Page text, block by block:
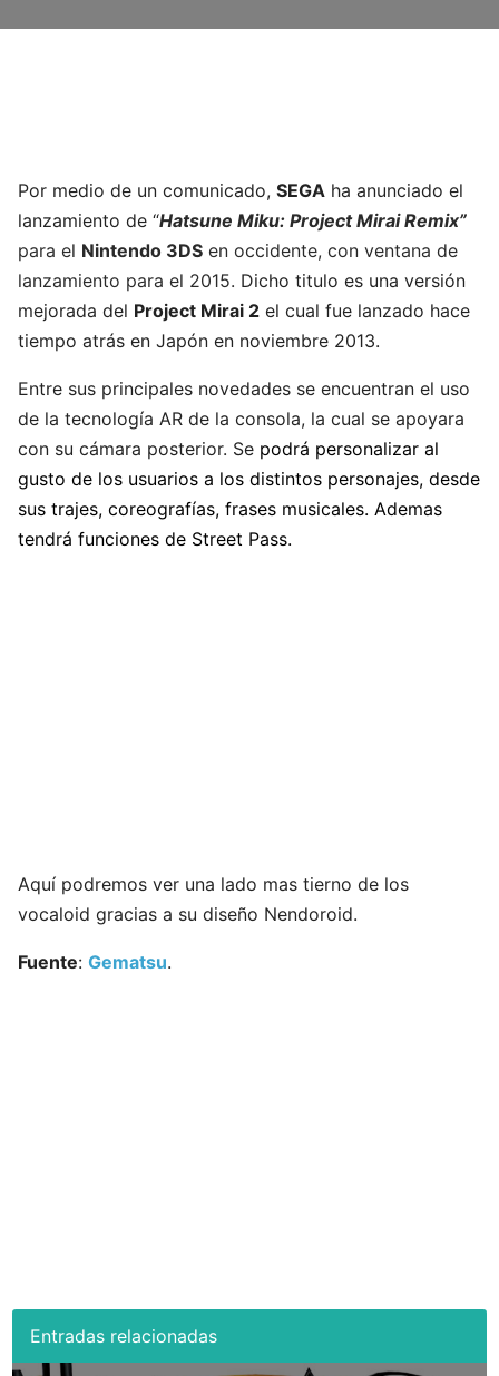
Por medio de un comunicado, SEGA ha anunciado el
lanzamiento de “Hatsune Miku: Project Mirai Remix”
para el Nintendo 3DS en occidente, con ventana de
lanzamiento para el 2015. Dicho titulo es una versión
mejorada del Project Mirai 2 el cual fue lanzado hace
tiempo atrás en Japón en noviembre 2013.
Entre sus principales novedades se encuentran el uso
de la tecnología AR de la consola, la cual se apoyara
con su cámara posterior. Se podrá personalizar al
gusto de los usuarios a los distintos personajes, desde
sus trajes, coreografías, frases musicales. Ademas
tendrá funciones de Street Pass.
Aquí podremos ver una lado mas tierno de los
vocaloid gracias a su diseño Nendoroid.
Fuente: Gematsu.